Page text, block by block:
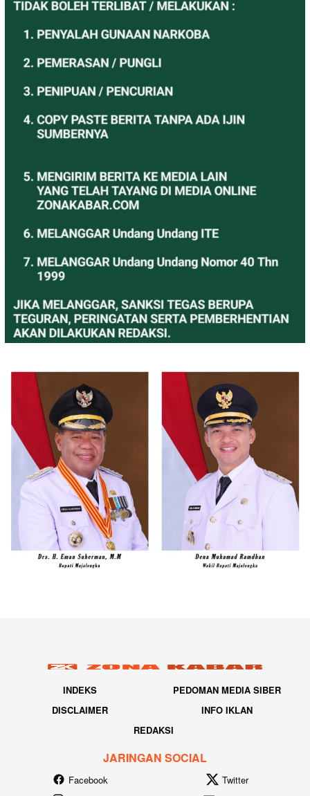
INDEKS
PEDOMAN MEDIA SIBER
DISCLAIMER
INFO IKLAN
REDAKSI
JARINGAN SOCIAL
Facebook
Twitter